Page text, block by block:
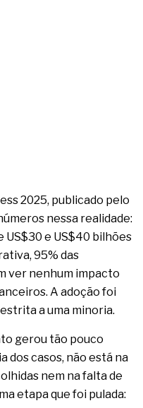
2025, publicado pelo
nessa realidade:
e US$40 bilhões
95% das
ver nenhum impacto
A adoção foi
a uma minoria.
gerou tão pouco
dos casos, não está na
nem na falta de
etapa que foi pulada: